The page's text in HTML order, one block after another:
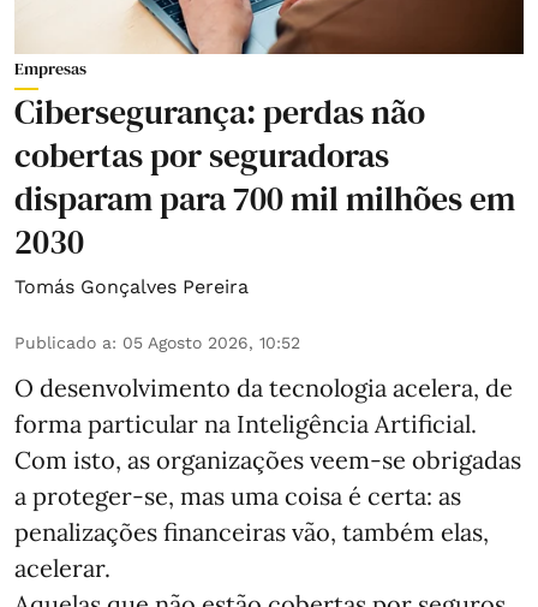
Empresas
Cibersegurança: perdas não
cobertas por seguradoras
disparam para 700 mil milhões em
2030
Tomás Gonçalves Pereira
Publicado a: 05 Agosto 2026, 10:52
O desenvolvimento da tecnologia acelera, de
forma particular na Inteligência Artificial.
Com isto, as organizações veem-se obrigadas
a proteger-se, mas uma coisa é certa: as
penalizações financeiras vão, também elas,
acelerar.